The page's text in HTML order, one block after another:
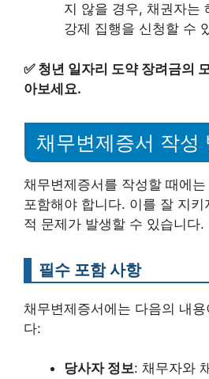
지 않을 경우, 채권자는
강제 집행을 신청할 수
✅ 청년 일자리 도약 장려금의
아보세요.
채무변제증서 작성
채무변제증서를 작성할 때에
포함해야 합니다. 이를 잘 지
적 문제가 발생할 수 있습니다.
필수 포함 사항
채무변제증서에는 다음의 내
다:
당사자 정보: 채무자와